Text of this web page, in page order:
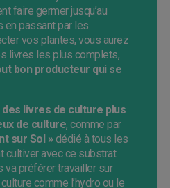
faire germer jusqu’au
en passant par les
vos plantes, vous aurez
livres les plus complets,
bon producteur qui se
des livres de culture plus
de culture, comme par
sur Sol »dédié à tous les
cultiver avec ce substrat.
va préférer travailler sur
comme l’hydro ou le